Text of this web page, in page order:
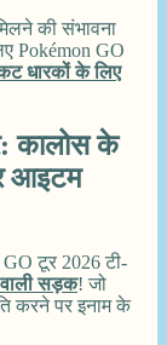
की संभावना
Pokémon GO
धारकों के लिए
कालोस के
आइटम
टूर 2026 टी-
सड़क! जो
करने पर इनाम के